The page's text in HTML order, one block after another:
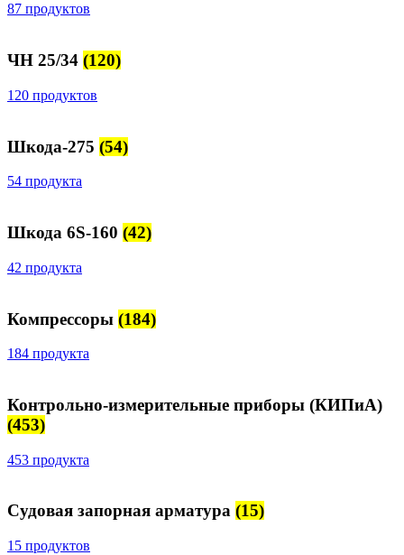
87 продуктов
ЧН 25/34 (120)
120 продуктов
Шкода-275 (54)
54 продукта
Шкода 6S-160 (42)
42 продукта
Компрессоры (184)
184 продукта
Контрольно-измерительные приборы (КИПиА)
(453)
453 продукта
Судовая запорная арматура (15)
15 продуктов